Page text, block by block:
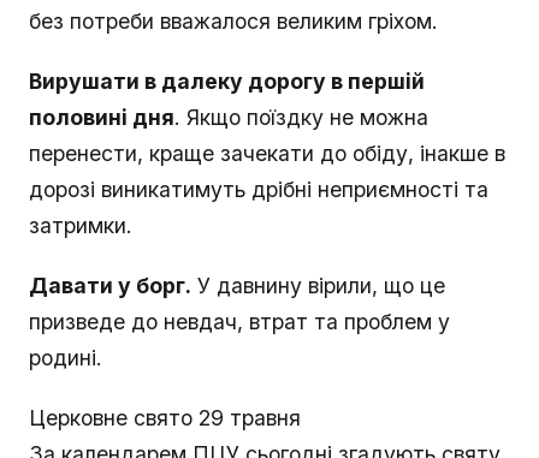
без потреби вважалося великим гріхом.
Вирушати в далеку дорогу в першій
половині дня. Якщо поїздку не можна
перенести, краще зачекати до обіду, інакше в
дорозі виникатимуть дрібні неприємності та
затримки.
Давати у борг. У давнину вірили, що це
призведе до невдач, втрат та проблем у
родині.
Церковне свято 29 травня